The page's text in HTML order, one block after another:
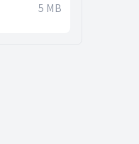
5 MB